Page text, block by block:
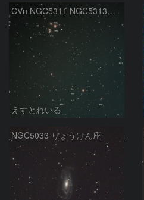
CVn NGC5311 NGC5313付近
えすとれいる
NGC5033 りょうけん座